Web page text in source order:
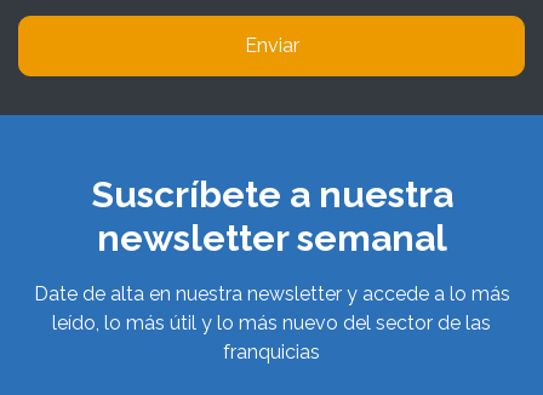
Enviar
Suscríbete a nuestra
newsletter semanal
Date de alta en nuestra newsletter y accede a lo más
leído, lo más útil y lo más nuevo del sector de las
franquicias